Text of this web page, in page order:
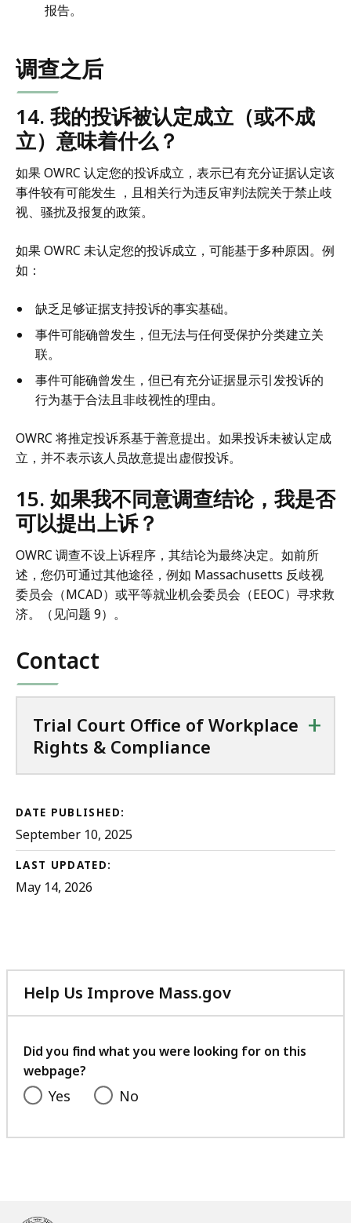
报告。
调查之后
14. 我的投诉被认定成立（或不成
立）意味着什么？
如果 OWRC 认定您的投诉成立，表示已有充分证据认定该
事件较有可能发生 ，且相关行为违反审判法院关于禁止歧
视、骚扰及报复的政策。
如果 OWRC 未认定您的投诉成立，可能基于多种原因。例
如：
缺乏足够证据支持投诉的事实基础。
事件可能确曾发生，但无法与任何受保护分类建立关
联。
事件可能确曾发生，但已有充分证据显示引发投诉的
行为基于合法且非歧视性的理由。
OWRC 将推定投诉系基于善意提出。如果投诉未被认定成
立，并不表示该人员故意提出虚假投诉。
15. 如果我不同意调查结论，我是否
可以提出上诉？
OWRC 调查不设上诉程序，其结论为最终决定。如前所
述，您仍可通过其他途径，例如 Massachusetts 反歧视
委员会（MCAD）或平等就业机会委员会（EEOC）寻求救
济。（见问题 9）。
Contact
Trial Court Office of Workplace
Rights & Compliance
+
DATE PUBLISHED:
September 10, 2025
LAST UPDATED:
May 14, 2026
Help Us Improve Mass.gov
with
feedback
Did you find what you were looking for on this
webpage?
Yes No